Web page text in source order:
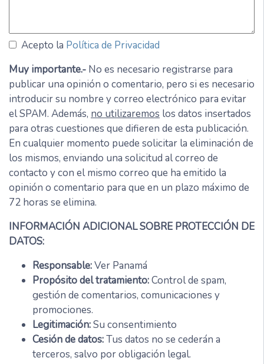
Acepto la Política de Privacidad
Muy importante.- No es necesario registrarse para
publicar una opinión o comentario, pero si es necesario
introducir su nombre y correo electrónico para evitar
el SPAM. Además, no utilizaremos los datos insertados
para otras cuestiones que difieren de esta publicación.
En cualquier momento puede solicitar la eliminación de
los mismos, enviando una solicitud al correo de
contacto y con el mismo correo que ha emitido la
opinión o comentario para que en un plazo máximo de
72 horas se elimina.
INFORMACIÓN ADICIONAL SOBRE PROTECCIÓN DE
DATOS:
Responsable:Ver Panamá
Propósito del tratamiento:Control de spam,
gestión de comentarios, comunicaciones y
promociones.
Legitimación:Su consentimiento
Cesión de datos:Tus datos no se cederán a
terceros, salvo por obligación legal.